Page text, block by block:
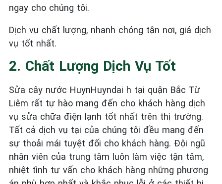
ngay cho chúng tôi.
Dịch vụ chất lượng, nhanh chóng tận nơi, giá dịch
vụ tốt nhất.
2. Chất Lượng Dịch Vụ Tốt
Sửa cây nước HuynHuyndai h tại quận Bắc Từ
Liêm rất tự hào mang đến cho khách hàng dịch
vụ sửa chữa điện lạnh tốt nhất trên thị trường.
Tất cả dịch vụ tại của chúng tôi đều mang đến
sự thoải mái tuyệt đối cho khách hàng. Đội ngũ
nhân viên của trung tâm luôn làm việc tận tâm,
nhiệt tình tư vấn cho khách hàng những phương